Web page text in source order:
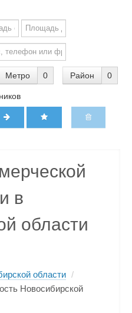
Метро 0 Район 0
в
области
области /
Новосибирской